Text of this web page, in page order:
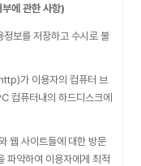
에 관한 사항)
정보를 저장하고 수시로 불
가 이용자의 컴퓨터 브
컴퓨터내의 하드디스크에
웹 사이트들에 대한 방문
파악하여 이용자에게 최적